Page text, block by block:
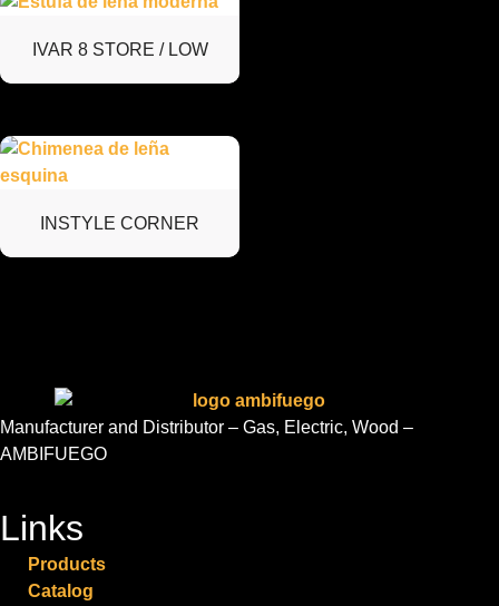
IVAR 8 STORE / LOW
INSTYLE CORNER
Manufacturer and Distributor – Gas, Electric, Wood –
AMBIFUEGO
Links
Products
Catalog